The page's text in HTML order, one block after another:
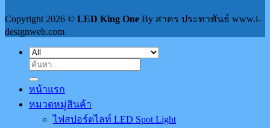
Copyright 2026 © LED King One By สาคร ประทาพันธ์ www.i-
designweb.com
ค้นหา:
หน้าแรก
หมวดหมู่สินค้า
ไฟสปอร์ตไลท์ LED Spot Light